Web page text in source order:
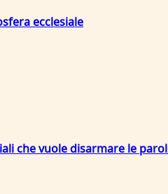
ecclesiale
che vuole disarmare le